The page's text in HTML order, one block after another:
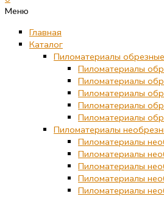
Меню
Главная
Каталог
Пиломатериалы обрезные
Пиломатериалы
Пиломатериалы
Пиломатериалы
Пиломатериалы
Пиломатериалы
Пиломатериалы
Пиломатериалы
Пиломатериалы
Пиломатериалы
Пиломатериалы
Пиломатериалы